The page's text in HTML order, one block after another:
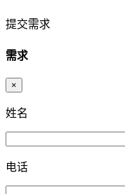
提交需求
需求
×
姓名
电话